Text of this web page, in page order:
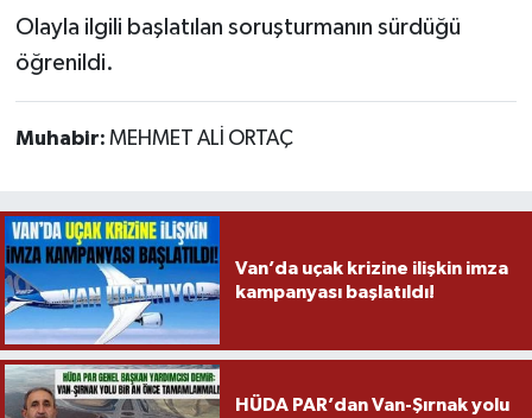
Olayla ilgili başlatılan soruşturmanın sürdüğü
öğrenildi.
Muhabir: MEHMET ALİ ORTAÇ
Van’da uçak krizine ilişkin imza
kampanyası başlatıldı!
HÜDA PAR’dan Van-Şırnak yolu